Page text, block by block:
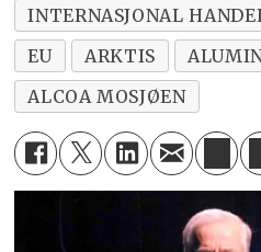
INTERNASJONAL
EU
ARKTIS
ALCOA MOSJØEN